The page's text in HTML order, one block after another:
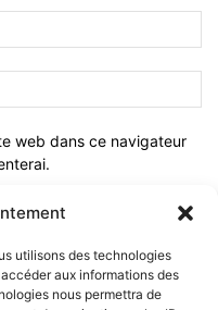
utilisons des technologies
aux informations des
nous permettra de
web dans ce navigateur